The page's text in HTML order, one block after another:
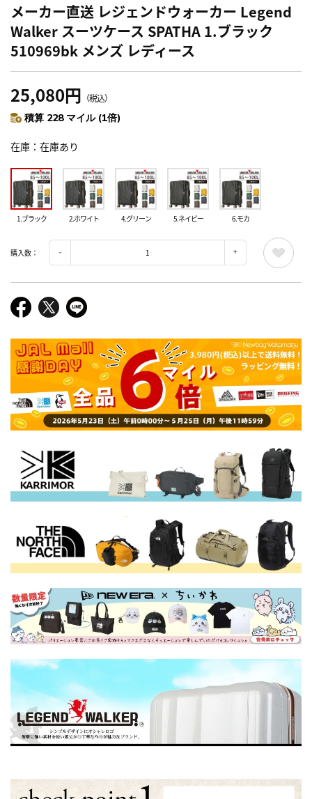
メーカー直送 レジェンドウォーカー Legend
Walker スーツケース SPATHA 1.ブラック
510969bk メンズ レディース
25,080円 （税込）
積算 228 マイル (1倍)
在庫 在庫あり
1.ブラック 2.ホワイト 4.グリーン 5.ネイビー 6.モカ
購入数：